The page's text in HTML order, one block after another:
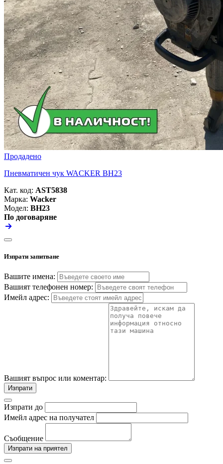
Продадено
Пневматичен чук WACKER BH23
Кат. код: AST5838
Марка: Wacker
Модел: BH23
По договаряне
Изпрати запитване
Вашите имена:
Вашият телефонен номер:
Имейл адрес:
Вашият въпрос или коментар:
Изпрати
Изпрати до
Имейл адрес на получател
Съобщение
Изпрати на приятел